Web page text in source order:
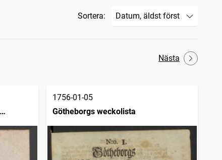
Sortera:
Nästa
1756-01-05
Götheborgs weckolista